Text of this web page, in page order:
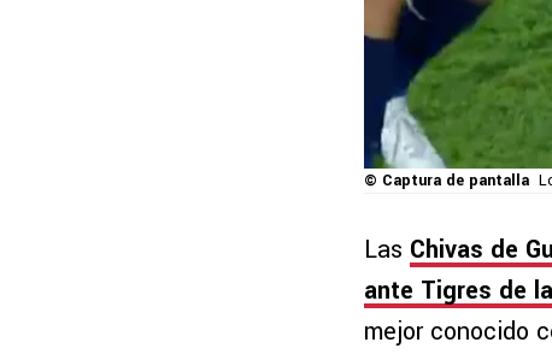
© Captura de pantalla
Las Chivas de
ante Tigres de
mejor conocido